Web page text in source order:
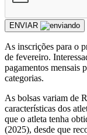
ENVIAR
As inscrições para o
de fevereiro.
pagamentos mensais
categorias.
As bolsas variam de
características dos
que o atleta tenha
(2025), desde que